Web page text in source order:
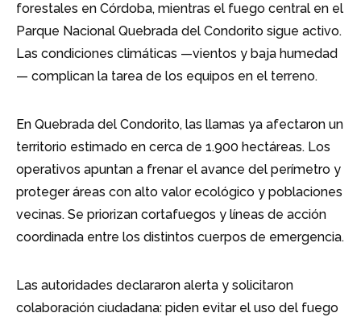
forestales en Córdoba, mientras el fuego central en el
Parque Nacional Quebrada del Condorito sigue activo.
Las condiciones climáticas —vientos y baja humedad
— complican la tarea de los equipos en el terreno.
En Quebrada del Condorito, las llamas ya afectaron un
territorio estimado en cerca de 1.900 hectáreas. Los
operativos apuntan a frenar el avance del perímetro y
proteger áreas con alto valor ecológico y poblaciones
vecinas. Se priorizan cortafuegos y líneas de acción
coordinada entre los distintos cuerpos de emergencia.
Las autoridades declararon alerta y solicitaron
colaboración ciudadana: piden evitar el uso del fuego